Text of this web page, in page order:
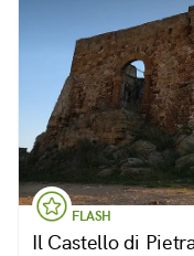
FLASH
Il Castello di